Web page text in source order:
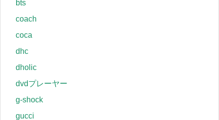
bts
coach
coca
dhc
dholic
dvdプレーヤー
g-shock
gucci